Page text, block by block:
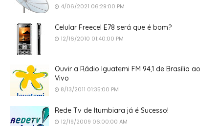
4/06/2021 06:29:00 PM
Celular Freecel E78 será que é bom?
12/16/2010 01:40:00 PM
Ouvir a Rádio Iguatemi FM 94,1 de Brasília ao
Vivo
8/13/2011 01:35:00 PM
Rede Tv de Itumbiara já é Sucesso!
12/19/2009 06:00:00 AM